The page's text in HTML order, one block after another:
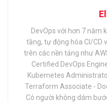
DevOps với hơn 7 năm
tầng, tự động hóa CI/CD
trên các nền tảng như
Certified DevOps
Kubernetes
Terraform Associate -
Có người không dám